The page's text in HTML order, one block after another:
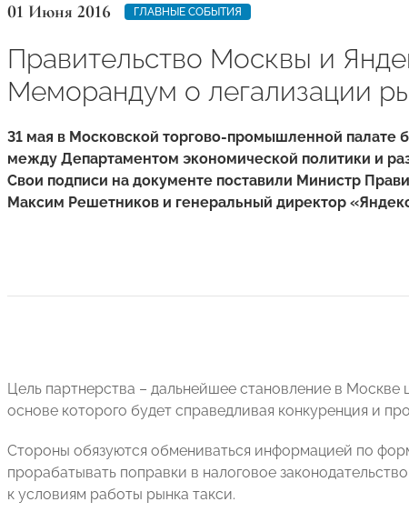
01 Июня 2016 ГЛАВНЫЕ СОБЫТИЯ
Правительство Москвы и
Меморандум о легализации
31 мая в Московской торгово-промышленной палате
между Департаментом экономической политики и
Свои подписи на документе поставили Министр
Максим Решетников и генеральный директор
Цель партнерства – дальнейшее становление в
основе которого будет справедливая конкуренция и
Стороны обязуются обмениваться информацией по
прорабатывать поправки в налоговое
к условиям работы рынка такси.